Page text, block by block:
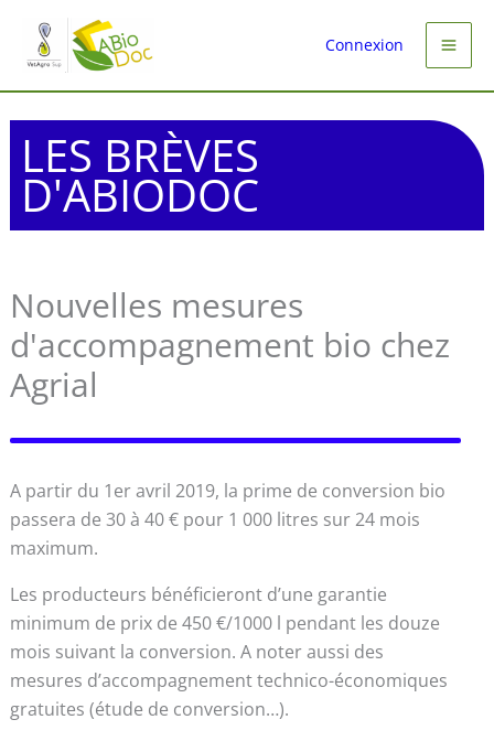
contenu
Connexion
LES BRÈVES
D'ABIODOC
Nouvelles mesures
d'accompagnement bio chez
Agrial
A partir du 1er avril 2019, la prime de conversion bio
passera de 30 à 40 € pour 1 000 litres sur 24 mois
maximum.
Les producteurs bénéficieront d’une garantie
minimum de prix de 450 €/1000 l pendant les douze
mois suivant la conversion. A noter aussi des
mesures d’accompagnement technico-économiques
gratuites (étude de conversion…).